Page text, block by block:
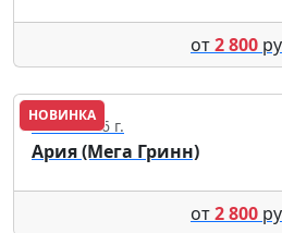
от2 800
НОВИНКА
19.09.2026 г.
Ария (Мега Гринн)
от2 800